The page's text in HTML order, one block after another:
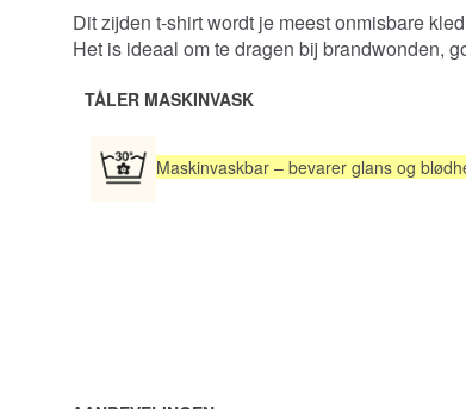
Dit zijden t-shirt wordt je meest onmisbare
Het is ideaal om te dragen bij brandwonden,
TÅLER MASKINVASK
Maskinvaskbar – bevarer glans og